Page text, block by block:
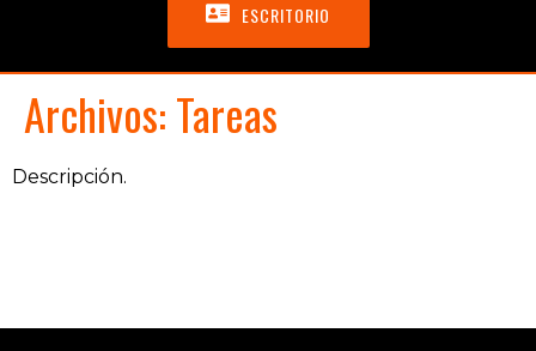
ESCRITORIO
Archivos:Tareas
Descripción.